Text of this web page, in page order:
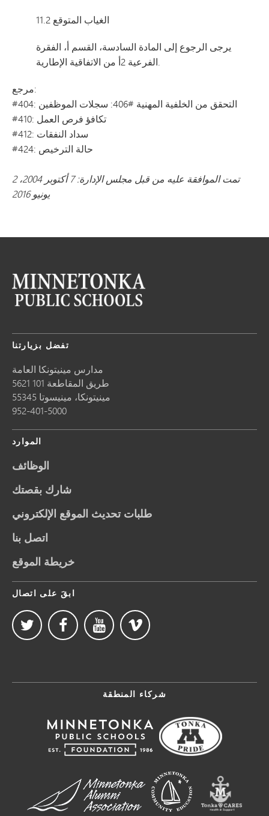
11.2 الغياب المتوقع
يرجى الرجوع إلى المادة السادسة، القسم أ، الفقرة
الفرعية 2أ من الاتفاقية الإطارية.
مرجع:
#404: التحقق من الخلفية المهنية #406: سجلات الموظفين
#410: تكافؤ فرص العمل
#412: سداد النفقات
#424: حالة الترخيص
تمت الموافقة عليه من قبل مجلس الإدارة: 7 أكتوبر 2004، 2
يونيو 2016
تفضل بزيارتنا
مدارس مينيتونكا العامة
5621 طريق المقاطعة 101
مينيتونكا، مينيسوتا 55345
952-401-5000
الموارد
الوظائف
شارك بقصتك
طلبات تحديث الموقع الإلكتروني
اتصل بنا
خريطة الموقع
ابقَ على اتصال
شركاء المنطقة